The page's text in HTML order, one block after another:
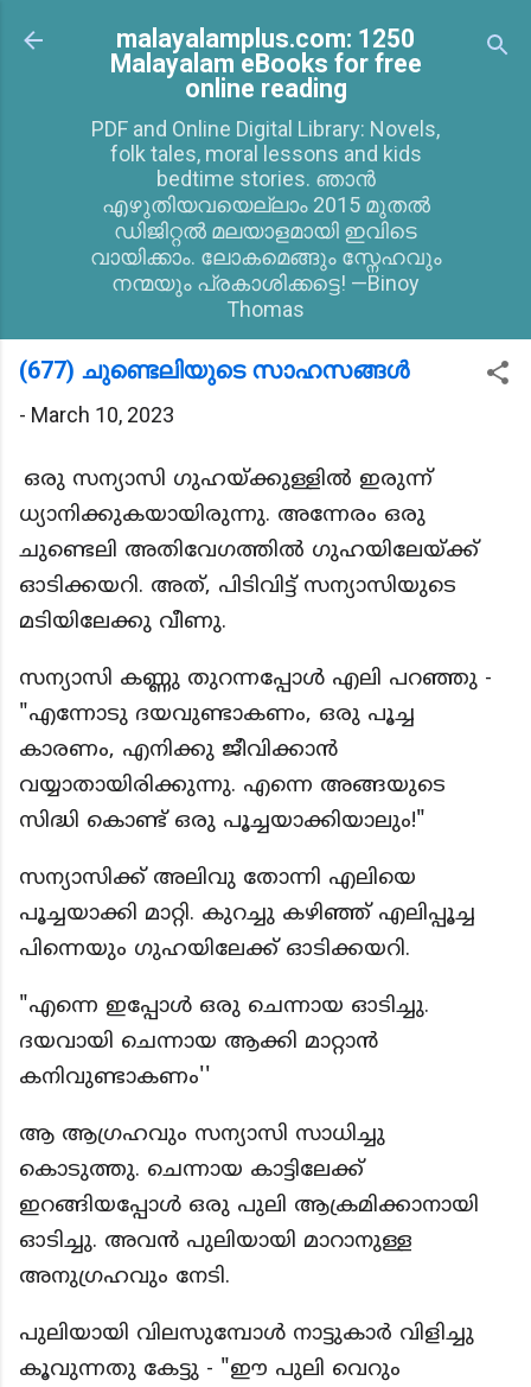
Skip to main content
malayalamplus.com: 1250
Malayalam eBooks for free
online reading
PDF and Online Digital Library: Novels,
folk tales, moral lessons and kids
bedtime stories. ഞാൻ
എഴുതിയവയെല്ലാം 2015 മുതൽ
ഡിജിറ്റൽ മലയാളമായി ഇവിടെ
വായിക്കാം. ലോകമെങ്ങും സ്നേഹവും
നന്മയും പ്രകാശിക്കട്ടെ! —Binoy
Thomas
(677) ചുണ്ടെലിയുടെ സാഹസങ്ങൾ
- March 10, 2023
ഒരു സന്യാസി ഗുഹയ്ക്കുള്ളിൽ ഇരുന്ന്
ധ്യാനിക്കുകയായിരുന്നു. അന്നേരം ഒരു
ചുണ്ടെലി അതിവേഗത്തിൽ ഗുഹയിലേയ്ക്ക്
ഓടിക്കയറി. അത്, പിടിവിട്ട് സന്യാസിയുടെ
മടിയിലേക്കു വീണു.
സന്യാസി കണ്ണു തുറന്നപ്പോൾ എലി പറഞ്ഞു -
"എന്നോടു ദയവുണ്ടാകണം, ഒരു പൂച്ച
കാരണം, എനിക്കു ജീവിക്കാൻ
വയ്യാതായിരിക്കുന്നു. എന്നെ അങ്ങയുടെ
സിദ്ധി കൊണ്ട് ഒരു പൂച്ചയാക്കിയാലും!"
സന്യാസിക്ക് അലിവു തോന്നി എലിയെ
പൂച്ചയാക്കി മാറ്റി. കുറച്ചു കഴിഞ്ഞ് എലിപ്പൂച്ച
പിന്നെയും ഗുഹയിലേക്ക് ഓടിക്കയറി.
"എന്നെ ഇപ്പോൾ ഒരു ചെന്നായ ഓടിച്ചു.
ദയവായി ചെന്നായ ആക്കി മാറ്റാൻ
കനിവുണ്ടാകണം''
ആ ആഗ്രഹവും സന്യാസി സാധിച്ചു
കൊടുത്തു. ചെന്നായ കാട്ടിലേക്ക്
ഇറങ്ങിയപ്പോൾ ഒരു പുലി ആക്രമിക്കാനായി
ഓടിച്ചു. അവൻ പുലിയായി മാറാനുള്ള
അനുഗ്രഹവും നേടി.
പുലിയായി വിലസുമ്പോൾ നാട്ടുകാർ വിളിച്ചു
കൂവുന്നതു കേട്ടു - "ഈ പുലി വെറും